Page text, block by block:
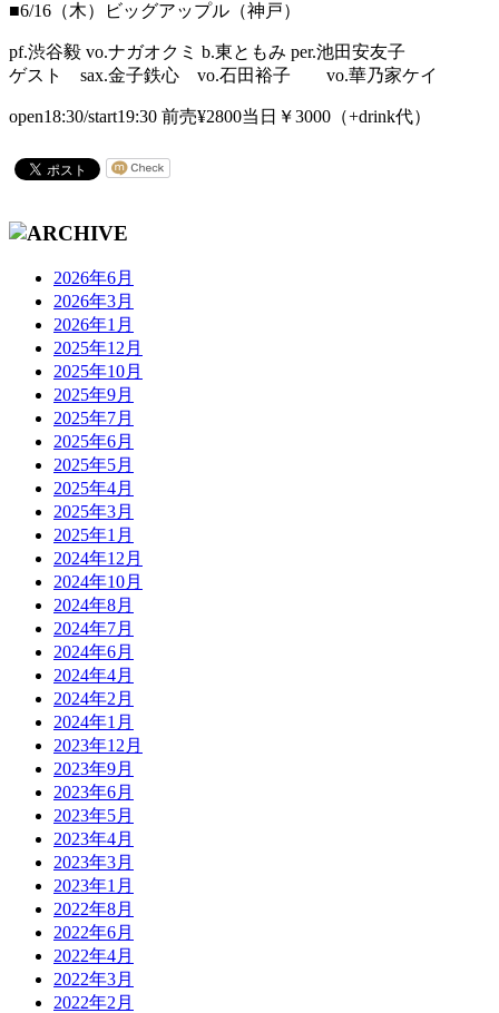
■6/16（木）ビッグアップル（神戸）
pf.渋谷毅 vo.ナガオクミ b.東ともみ per.池田安友子
ゲスト sax.金子鉄心 vo.石田裕子 vo.華乃家ケイ
open18:30/start19:30 前売¥2800当日￥3000（+drink代）
2026年6月
2026年3月
2026年1月
2025年12月
2025年10月
2025年9月
2025年7月
2025年6月
2025年5月
2025年4月
2025年3月
2025年1月
2024年12月
2024年10月
2024年8月
2024年7月
2024年6月
2024年4月
2024年2月
2024年1月
2023年12月
2023年9月
2023年6月
2023年5月
2023年4月
2023年3月
2023年1月
2022年8月
2022年6月
2022年4月
2022年3月
2022年2月